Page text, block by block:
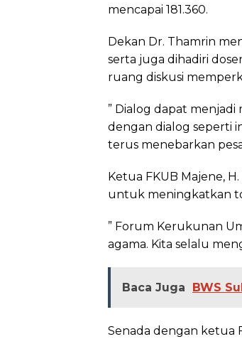
mencapai 181.360.
Dekan Dr. Thamrin
serta juga dihadiri
ruang diskusi
” Dialog dapat
dengan dialog seperti
terus menebarkan
Ketua FKUB Majene,
untuk meningkatkan
” Forum Kerukunan
agama. Kita selalu
Baca Juga BWS
Senada dengan ketua